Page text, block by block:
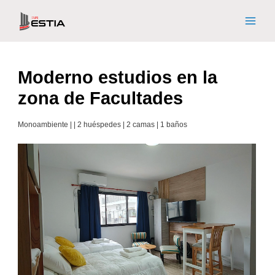
Moderno estudios en la
zona de Facultades
Monoambiente | | 2 huéspedes | 2 camas | 1 baños